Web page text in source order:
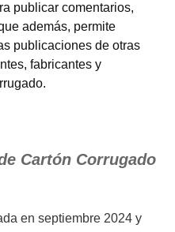
publicar comentarios,
además, permite
publicaciones de otras
fabricantes y
Cartón Corrugado
en septiembre 2024 y